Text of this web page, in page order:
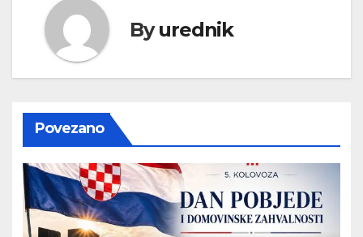
Byurednik
Povezano